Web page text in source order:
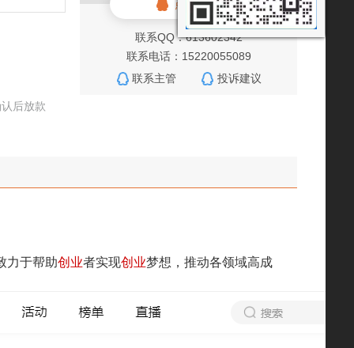
后放款
点击联系客服
联系QQ：613602342
联系电话：15220055089
联系主管
投诉建议
力于帮助创业者实现创业梦想，推动各领域高成